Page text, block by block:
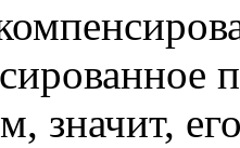
значит,